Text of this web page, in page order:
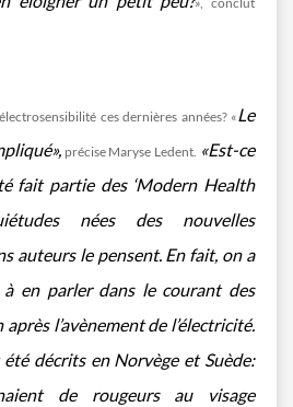
ces dernières années? «Le
précise Maryse Ledent. «Est-ce
fait partie des ‘Modern Health
nées des nouvelles
auteurs le pensent. En fait, on a
à en parler dans le courant des
après l’avènement de l’électricité.
décrits en Norvège et Suède:
de rougeurs au visage